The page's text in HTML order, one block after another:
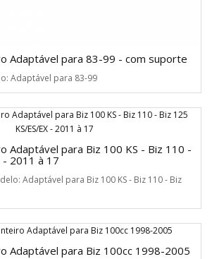
Adaptável para 83-99 - com suporte
Adaptável para 83-99
Adaptável para Biz 100 KS - Biz 110 -
- 2011 à 17
Adaptável para Biz 100 KS - Biz 110 - Biz
Adaptável para Biz 100cc 1998-2005